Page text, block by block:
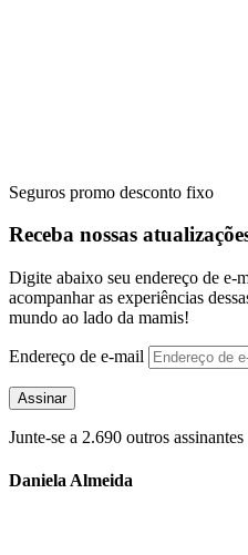
Seguros promo desconto fixo
Receba nossas
Digite abaixo seu endereço de e-
acompanhar as experiências
mundo ao lado da mamis!
Endereço de e-mail
Assinar
Junte-se a 2.690 outros assinantes
Daniela Almeida